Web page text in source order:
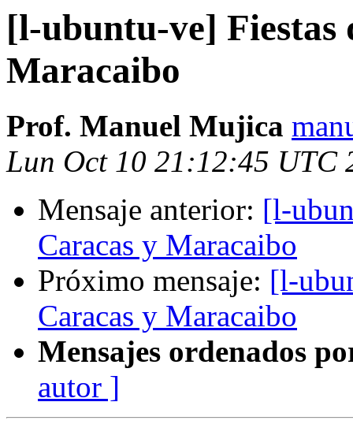
[l-ubuntu-ve] Fiestas
Maracaibo
Prof. Manuel Mujica
Lun Oct 10 21:12:45 UTC
Mensaje anterior: [l-
Caracas y Maracaibo
Próximo mensaje: [l-
Caracas y Maracaibo
Mensajes ordenados
autor ]